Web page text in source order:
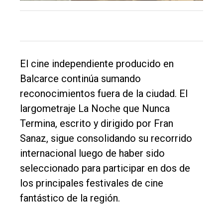
El
único
DIARIO
Balcarce
Inicio
Tendencia
El cine independiente producido en
Balcarce continúa sumando
reconocimientos fuera de la ciudad. El
largometraje La Noche que Nunca
Termina, escrito y dirigido por Fran
Sanaz, sigue consolidando su recorrido
internacional luego de haber sido
seleccionado para participar en dos de
los principales festivales de cine
fantástico de la región.